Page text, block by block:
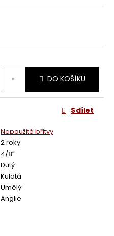
DO KOŠÍKU
Nepoužité břitvy
2 roky
4/8″
Dutý
Kulatá
Umělý
Anglie
Sdílet